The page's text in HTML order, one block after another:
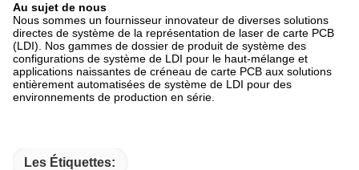
Au sujet de nous
Nous sommes un fournisseur innovateur de diverses solutions
directes de système de la représentation de laser de carte PCB
(LDI). Nos gammes de dossier de produit de système des
configurations de système de LDI pour le haut-mélange et
applications naissantes de créneau de carte PCB aux solutions
entièrement automatisées de système de LDI pour des
environnements de production en série.
Les Étiquettes: